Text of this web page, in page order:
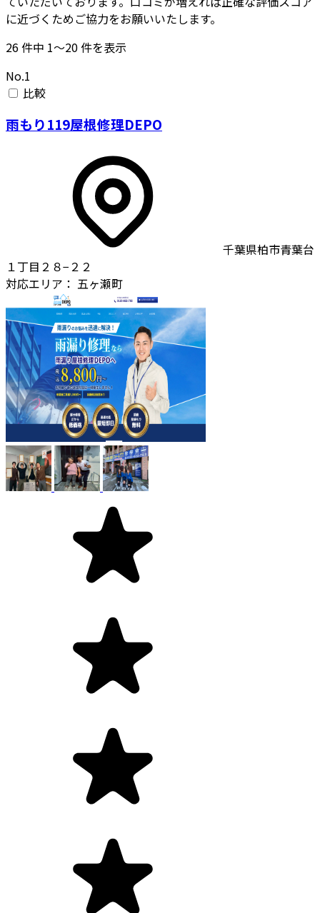
に近づくためご協力をお願いいたします。
26件中 1〜20件を表示
No.1
比較
雨もり119屋根修理DEPO
千葉県柏市青葉台
１丁目２８−２２
対応エリア： 五ヶ瀬町